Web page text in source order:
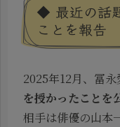
◆ 最近の話
ことを報告
2025年12月、冨
を授かったことを
相手は俳優の山本